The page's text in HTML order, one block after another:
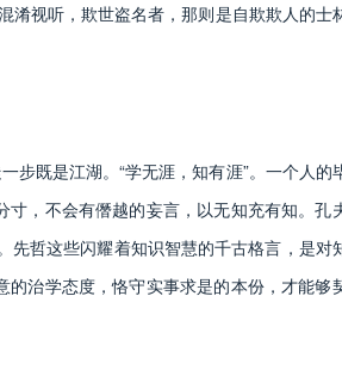
淆视听，欺世盗名者，那则是自欺欺人的士
既是江湖。“学无涯，知有涯”。一个人的
，不会有僭越的妄言，以无知充有知。孔
先哲这些闪耀着知识智慧的千古格言，是对
治学态度，恪守实事求是的本份，才能够